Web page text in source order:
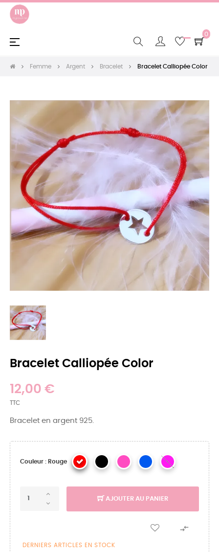
0
Basculer
☰
Femme Argent Bracelet Bracelet Calliopée Color
Bracelet Calliopée Color
12,00 €
TTC
Bracelet en argent 925.
Couleur : Rouge
AJOUTER AU PANIER

DERNIERS ARTICLES EN STOCK